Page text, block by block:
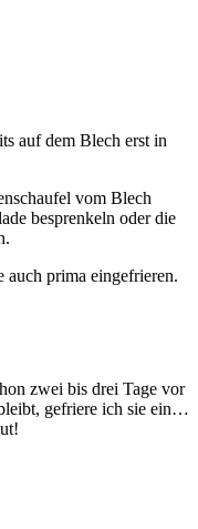
auf dem Blech erst in
vom Blech
besprenkeln oder die
auch prima eingefrieren.
zwei bis drei Tage vor
gefriere ich sie ein…